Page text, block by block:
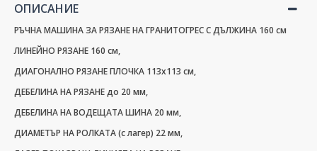
ОПИСАНИЕ
РЪЧНА МАШИНА ЗА РЯЗАНЕ НА ГРАНИТОГРЕС С ДЪЛЖИНА 160 см
ЛИНЕЙНО РЯЗАНЕ 160 см,
ДИАГОНАЛНО РЯЗАНЕ ПЛОЧКА 113х113 см,
ДЕБЕЛИНА НА РЯЗАНЕ до 20 мм,
ДЕБЕЛИНА НА ВОДЕЩАТА ШИНА 20 мм,
ДИАМЕТЪР НА РОЛКАТА (с лагер) 22 мм,